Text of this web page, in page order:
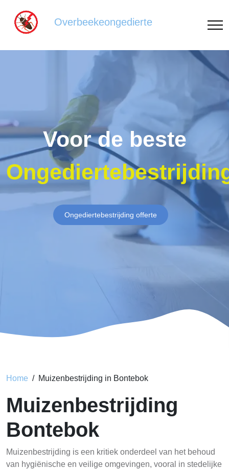
Overbeekeongedierte
Voor de beste
Ongediertebestrijding offerte
Home Muizenbestrijding in Bontebok
Muizenbestrijding
Bontebok
Muizenbestrijding is een kritiek onderdeel van het behoud
van hygiënische en veilige omgevingen, vooral in stedelijke